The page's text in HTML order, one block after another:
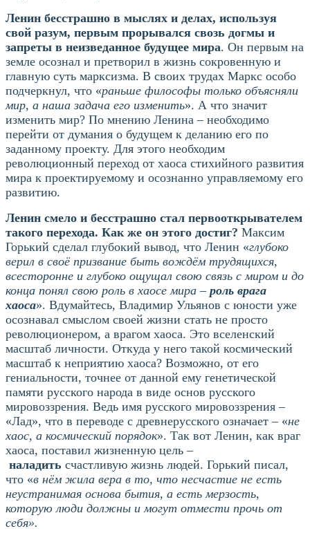
Ленин бесстрашно в мыслях и делах, используя
свой разум, первым прорывался свозь догмы и
запреты в неизведанное будущее мира. Он первым на
земле осознал и претворил в жизнь сокровенную и
главную суть марксизма. В своих трудах Маркс особо
подчеркнул, что «раньше философы только объясняли
мир, а наша задача его изменить». А что значит
изменить мир? По мнению Ленина – необходимо
перейти от думания о будущем к деланию его по
заданному проекту. Для этого необходим
революционный переход от хаоса стихийного развития
мира к проектируемому и осознанно управляемому его
развитию.
Ленин смело и бесстрашно стал первооткрывателем
такого перехода. Как же он этого достиг? Максим
Горький сделал глубокий вывод, что Ленин «глубоко
верил в своё призвание быть вождём трудящихся,
всесторонне и глубоко ощущал свою связь с миром и до
конца понял свою роль в хаосе мира – роль врага
хаоса». Вдумайтесь, Владимир Ульянов с юности уже
осознавал смыслом своей жизни стать не просто
революционером, а врагом хаоса. Это вселенский
масштаб личности. Откуда у него такой космический
масштаб к неприятию хаоса? Возможно, от его
гениальности, точнее от данной ему генетической
памяти русского народа в виде основ русского
мировоззрения. Ведь имя русского мировоззрения –
«Лад», что в переводе с древнерусского означает – «не
хаос, а космический порядок». Так вот Ленин, как враг
хаоса, поставил жизненную цель –
наладить счастливую жизнь людей. Горький писал,
что «в нём жила вера в то, что несчастие не есть
неустранимая основа бытия, а есть мерзость,
которую люди должны и могут отмести прочь от
себя».